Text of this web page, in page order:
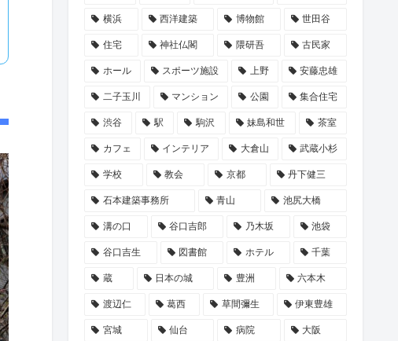
横浜 西洋建築 博物館 世田谷
住宅 神社仏閣 隈研吾 古民家
ホール スポーツ施設 上野 安藤忠雄
二子玉川 マンション 公園 集合住宅
渋谷 駅 駒沢 妹島和世 茶室
カフェ インテリア 大倉山 武蔵小杉
学校 教会 京都 丹下健三
石本建築事務所 青山 池尻大橋
溝の口 谷口吉郎 乃木坂 池袋
谷口吉生 図書館 ホテル 千葉
蔵 日本の城 豊洲 六本木
渡辺仁 葛西 草間彌生 伊東豊雄
宮城 仙台 病院 大阪